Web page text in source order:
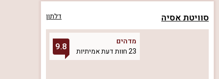
סוויטת אסיה דלתון
מדהים
23 חוות דעת אמיתיות
9.8